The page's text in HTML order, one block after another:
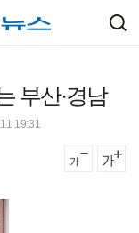
부산·경남
19:31